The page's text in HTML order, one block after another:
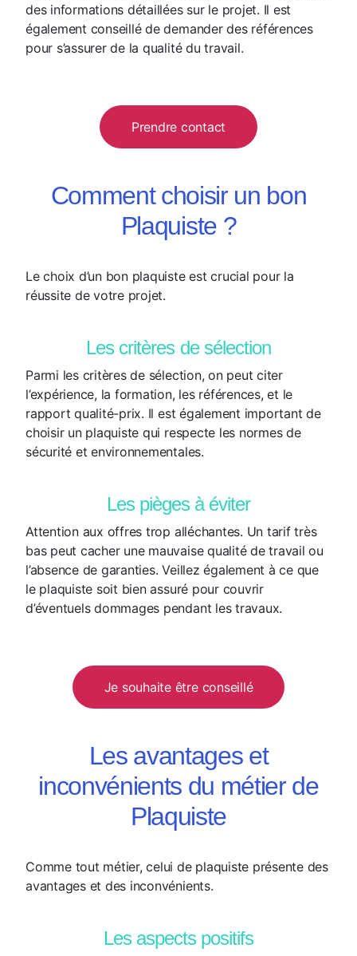
des informations détaillées sur le projet. Il est
également conseillé de demander des références
pour s’assurer de la qualité du travail.
Prendre contact
Comment choisir un bon
Plaquiste ?
Le choix d’un bon plaquiste est crucial pour la
réussite de votre projet.
Les critères de sélection
Parmi les critères de sélection, on peut citer
l’expérience, la formation, les références, et le
rapport qualité-prix. Il est également important de
choisir un plaquiste qui respecte les normes de
sécurité et environnementales.
Les pièges à éviter
Attention aux offres trop alléchantes. Un tarif très
bas peut cacher une mauvaise qualité de travail ou
l’absence de garanties. Veillez également à ce que
le plaquiste soit bien assuré pour couvrir
d’éventuels dommages pendant les travaux.
Je souhaite être conseillé
Les avantages et
inconvénients du métier de
Plaquiste
Comme tout métier, celui de plaquiste présente des
avantages et des inconvénients.
Les aspects positifs